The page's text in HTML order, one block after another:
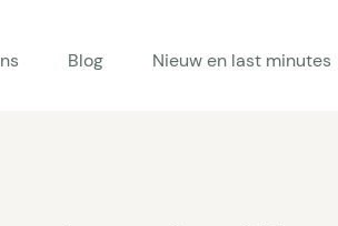
Blog Nieuw en last minutes